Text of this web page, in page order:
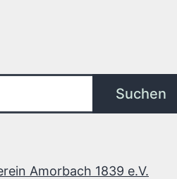
Suchen
Amorbach 1839 e.V.